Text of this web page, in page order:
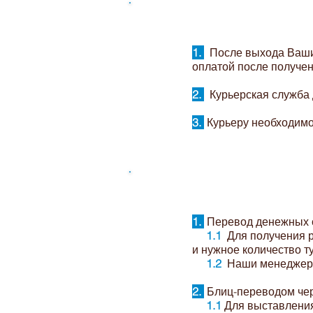
1.
После выхода
оплатой после
2.
Курьерская
3. Курьеру
1. Перевод денежных
1.1 Для получения
и нужное количество
1.2 Наши
2. Блиц-переводом
1.1 Для